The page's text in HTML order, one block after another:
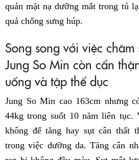
quản mặt nạ dưỡng mắt trong tủ
quả chống sưng húp.
Song song với việc chăm
Jung So Min còn cẩn
uống và tập thể dục
Jung So Min cao 163cm nhưng
44kg trong suốt 10 năm liên tục.
không để tăng hay sụt cân thất
trong việc dưỡng da. Tăng cân